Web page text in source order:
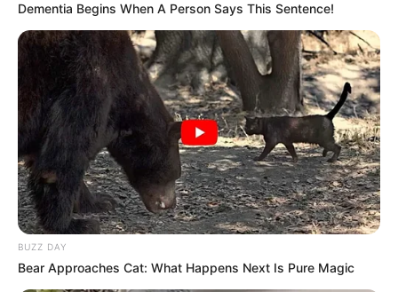
Dementia Begins When A Person Says This Sentence!
BUZZ DAY
Bear Approaches Cat: What Happens Next Is Pure Magic